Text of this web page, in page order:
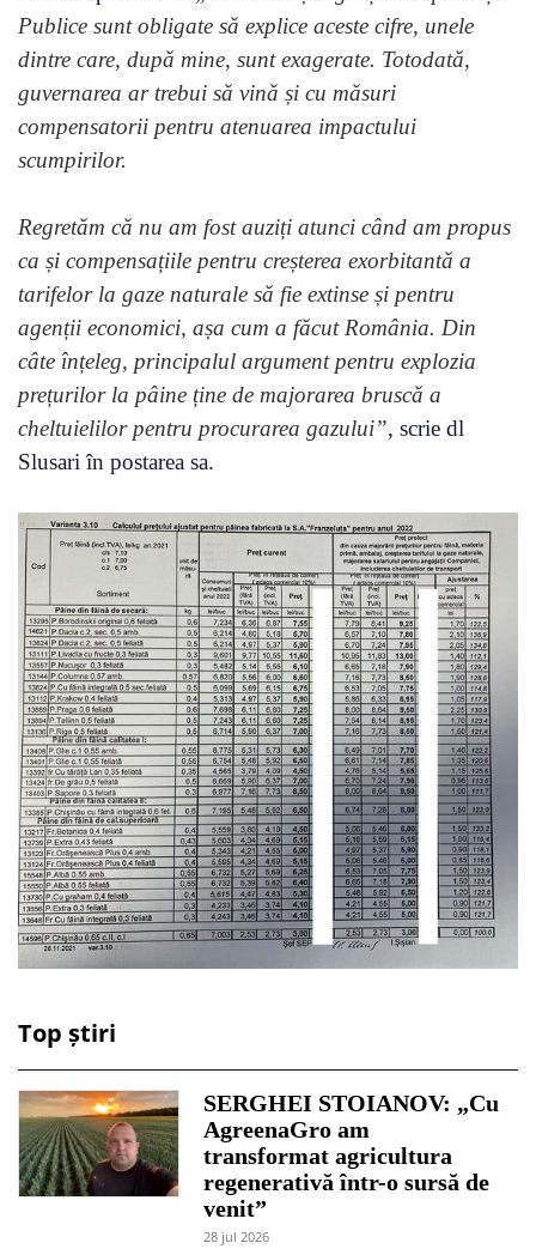
Publice sunt obligate să explice aceste cifre, unele
dintre care, după mine, sunt exagerate. Totodată,
guvernarea ar trebui să vină și cu măsuri
compensatorii pentru atenuarea impactului
scumpirilor.
Regretăm că nu am fost auziți atunci când am propus
ca și compensațiile pentru creșterea exorbitantă a
tarifelor la gaze naturale să fie extinse și pentru
agenții economici, așa cum a făcut România. Din
câte înțeleg, principalul argument pentru explozia
prețurilor la pâine ține de majorarea bruscă a
cheltuielilor pentru procurarea gazului”, scrie dl
Slusari în postarea sa.
Top știri
SERGHEI STOIANOV: „Cu
AgreenaGro am
transformat agricultura
regenerativă într-o sursă de
venit”
28 jul 2026